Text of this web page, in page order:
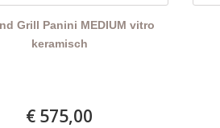
Grill Panini MEDIUM vitro
keramisch
€ 575,00